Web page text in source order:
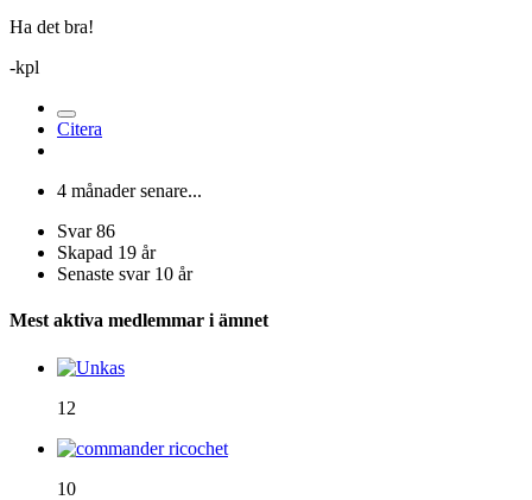
Ha det bra!
-kpl
Citera
4 månader senare...
Svar 86
Skapad 19 år
Senaste svar 10 år
Mest aktiva medlemmar i ämnet
12
10